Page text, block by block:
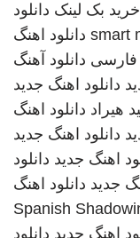
خرید بک لینک دانلود
smart دانلود اهنگ
فارسی دانلود آهنگ
دانلود اهنگ جدید
هیراد دانلود اهنگ
دانلود اهنگ جدید
اهنگ جدید دانلود
جدید دانلود اهنگ
Spanish
اهنگ جدید دانلود